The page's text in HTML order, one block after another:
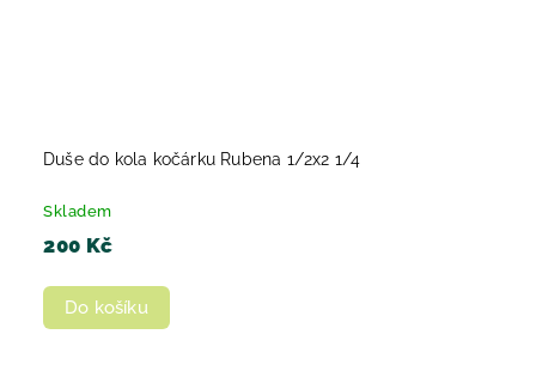
Duše do kola kočárku Rubena 1/2x2 1/4
Skladem
200 Kč
Do košíku